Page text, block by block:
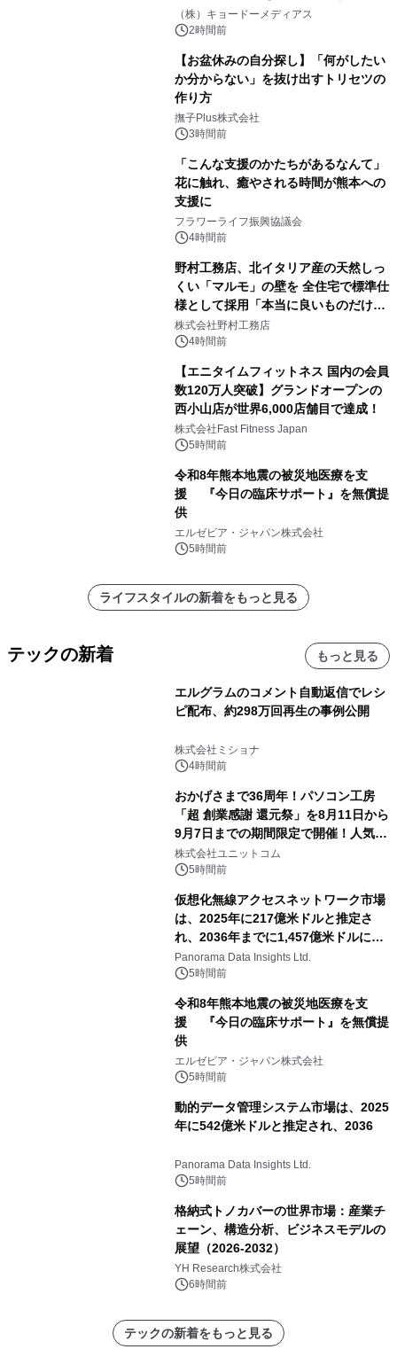
マジで来い』キービジュアル解禁！
（株）キョードーメディアス
2時間前
【お盆休みの自分探し】「何がしたい
か分からない」を抜け出すトリセツの
作り方
撫子Plus株式会社
3時間前
「こんな支援のかたちがあるなんて」
花に触れ、癒やされる時間が熊本への
支援に
フラワーライフ振興協議会
4時間前
野村工務店、北イタリア産の天然しっ
くい「マルモ」の壁を 全住宅で標準仕
様として採用「本当に良いものだけに
こだわる」
株式会社野村工務店
4時間前
【エニタイムフィットネス 国内の会員
数120万人突破】グランドオープンの
西小山店が世界6,000店舗目で達成！
株式会社Fast Fitness Japan
5時間前
令和8年熊本地震の被災地医療を支
援 『今日の臨床サポート』を無償提
供
エルゼビア・ジャパン株式会社
5時間前
ライフスタイルの新着をもっと見る
テックの新着 もっと見る
エルグラムのコメント自動返信でレシ
ピ配布、約298万回再生の事例公開
株式会社ミショナ
4時間前
おかげさまで36周年！パソコン工房
「超 創業感謝 還元祭」を8月11日から
9月7日までの期間限定で開催！人気の
ゲーミングPCや高性能ノートPCなど
対象iiyama PCのご購入で最大3万円分
相当を還元
株式会社ユニットコム
5時間前
仮想化無線アクセスネットワーク市場
は、2025年に217億米ドルと推定さ
れ、2036年までに1,457億米ドルに達
すると予測されており、予測期間
（2026年～2036年）
Panorama Data Insights Ltd.
5時間前
令和8年熊本地震の被災地医療を支
援 『今日の臨床サポート』を無償提
供
エルゼビア・ジャパン株式会社
5時間前
動的データ管理システム市場は、2025
年に542億米ドルと推定され、2036
Panorama Data Insights Ltd.
5時間前
格納式トノカバーの世界市場：産業チ
ェーン、構造分析、ビジネスモデルの
展望（2026-2032）
YH Research株式会社
6時間前
テックの新着をもっと見る